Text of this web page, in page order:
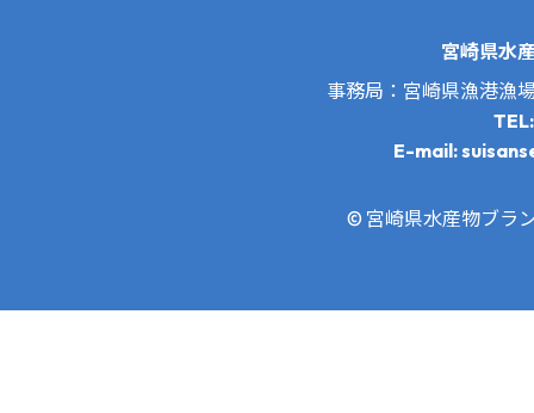
宮崎県水
事務局：宮崎県漁港漁
E-mail:
© 宮崎県水産物ブラ